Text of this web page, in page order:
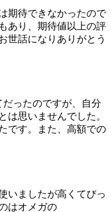
期待できなかったので
あり、期待値以上の評
世話になりありがとう
ったのですが、自分
は思いませんでした。
です。また、高額での
いましたが高くてびっ
はオメガの